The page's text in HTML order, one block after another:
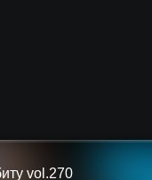
vol.270